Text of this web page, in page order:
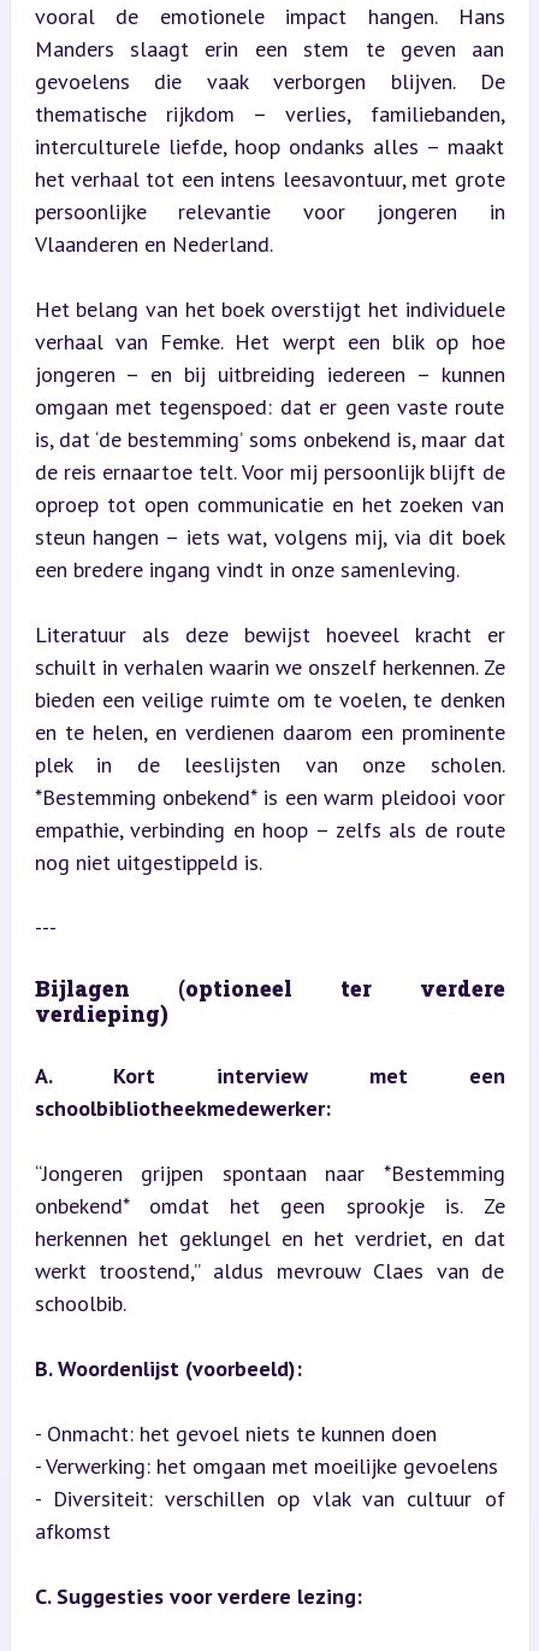
vooral de emotionele impact hangen. Hans
Manders slaagt erin een stem te geven aan
gevoelens die vaak verborgen blijven. De
thematische rijkdom – verlies, familiebanden,
interculturele liefde, hoop ondanks alles – maakt
het verhaal tot een intens leesavontuur, met grote
persoonlijke relevantie voor jongeren in
Vlaanderen en Nederland.
Het belang van het boek overstijgt het individuele
verhaal van Femke. Het werpt een blik op hoe
jongeren – en bij uitbreiding iedereen – kunnen
omgaan met tegenspoed: dat er geen vaste route
is, dat ‘de bestemming’ soms onbekend is, maar dat
de reis ernaartoe telt. Voor mij persoonlijk blijft de
oproep tot open communicatie en het zoeken van
steun hangen – iets wat, volgens mij, via dit boek
een bredere ingang vindt in onze samenleving.
Literatuur als deze bewijst hoeveel kracht er
schuilt in verhalen waarin we onszelf herkennen. Ze
bieden een veilige ruimte om te voelen, te denken
en te helen, en verdienen daarom een prominente
plek in de leeslijsten van onze scholen.
*Bestemming onbekend* is een warm pleidooi voor
empathie, verbinding en hoop – zelfs als de route
nog niet uitgestippeld is.
---
Bijlagen (optioneel ter verdere
verdieping)
A. Kort interview met een
schoolbibliotheekmedewerker:
“Jongeren grijpen spontaan naar *Bestemming
onbekend* omdat het geen sprookje is. Ze
herkennen het geklungel en het verdriet, en dat
werkt troostend,” aldus mevrouw Claes van de
schoolbib.
B. Woordenlijst (voorbeeld):
- Onmacht: het gevoel niets te kunnen doen
- Verwerking: het omgaan met moeilijke gevoelens
- Diversiteit: verschillen op vlak van cultuur of
afkomst
C. Suggesties voor verdere lezing: